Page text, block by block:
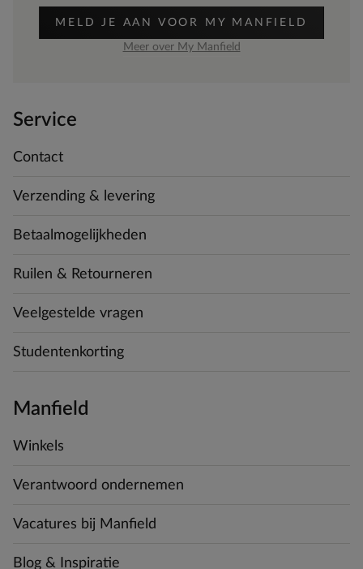
MELD JE AAN VOOR MY MANFIELD
Meer over My Manfield
Service
Contact
Verzending & levering
Betaalmogelijkheden
Ruilen & Retourneren
Veelgestelde vragen
Studentenkorting
Manfield
Winkels
Verantwoord ondernemen
Vacatures bij Manfield
Blog & Inspiratie